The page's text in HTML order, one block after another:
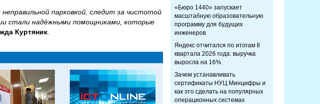
парковкой, следит за чистотой
стали надёжными помощниками, которые
Куртяник
«Бюро 1440» запускает
масштабную образовательную
программу для будущих
инженеров
Яндекс отчитался по итогам II
квартала 2026 года: выручка
выросла на 16%
Зачем устанавливать
сертификаты НУЦ Минцифры и
как это сделать на популярных
операционных системах